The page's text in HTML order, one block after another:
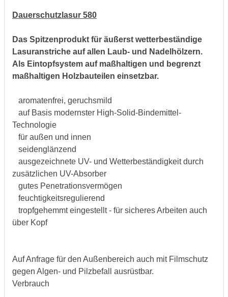
Dauerschutzlasur 580
Das Spitzenprodukt für äußerst wetterbeständige
Lasuranstriche auf allen Laub- und Nadelhölzern.
Als Eintopfsystem auf maßhaltigen und begrenzt
maßhaltigen Holzbauteilen einsetzbar.
aromatenfrei, geruchsmild
auf Basis modernster High-Solid-Bindemittel-
Technologie
für außen und innen
seidenglänzend
ausgezeichnete UV- und Wetterbeständigkeit durch
zusätzlichen UV-Absorber
gutes Penetrationsvermögen
feuchtigkeitsregulierend
tropfgehemmt eingestellt - für sicheres Arbeiten auch
über Kopf
Auf Anfrage für den Außenbereich auch mit Filmschutz
gegen Algen- und Pilzbefall ausrüstbar.
Verbrauch